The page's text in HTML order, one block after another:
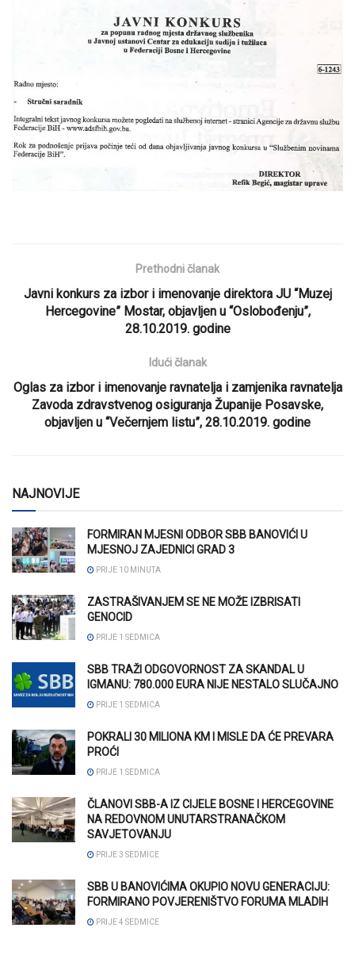
Prethodni članak
Javni konkurs za izbor i imenovanje direktora JU “Muzej
Hercegovine” Mostar, objavljen u “Oslobođenju”,
28.10.2019. godine
Idući članak
Oglas za izbor i imenovanje ravnatelja i zamjenika ravnatelja
Zavoda zdravstvenog osiguranja Županije Posavske,
objavljen u “Večernjem listu”, 28.10.2019. godine
NAJNOVIJE
FORMIRAN MJESNI ODBOR SBB BANOVIĆI U
MJESNOJ ZAJEDNICI GRAD 3
PRIJE 10 MINUTA
ZASTRAŠIVANJEM SE NE MOŽE IZBRISATI
GENOCID
PRIJE 1 SEDMICA
SBB TRAŽI ODGOVORNOST ZA SKANDAL U
IGMANU: 780.000 EURA NIJE NESTALO SLUČAJNO
PRIJE 1 SEDMICA
POKRALI 30 MILIONA KM I MISLE DA ĆE PREVARA
PROĆI
PRIJE 1 SEDMICA
ČLANOVI SBB-A IZ CIJELE BOSNE I HERCEGOVINE
NA REDOVNOM UNUTARSTRANAČKOM
SAVJETOVANJU
PRIJE 3 SEDMICE
SBB U BANOVIĆIMA OKUPIO NOVU GENERACIJU:
FORMIRANO POVJERENIŠTVO FORUMA MLADIH
PRIJE 4 SEDMICE